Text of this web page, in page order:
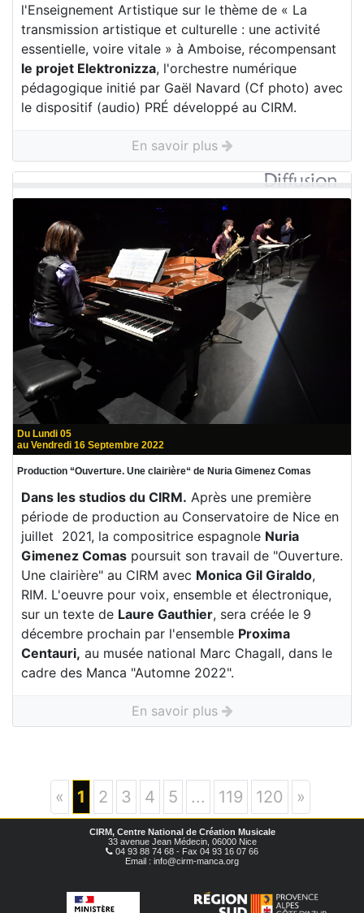
l'Enseignement Artistique sur le thème de « La
transmission artistique et culturelle : une activité
essentielle, voire vitale » à Amboise, récompensant
le projet Elektronizza, l'orchestre numérique
pédagogique initié par Gaël Navard (Cf photo) avec
le dispositif (audio) PRÉ développé au CIRM.
En savoir plus
Du Lundi 05
au Vendredi 16 Septembre 2022
Production “Ouverture. Une clairière“ de Nuria Gimenez Comas
Dans les studios du CIRM. Après une première
période de production au Conservatoire de Nice en
juillet 2021, la compositrice espagnole Nuria
Gimenez Comas poursuit son travail de "Ouverture.
Une clairière" au CIRM avec Monica Gil Giraldo,
RIM. L'oeuvre pour voix, ensemble et électronique,
sur un texte de Laure Gauthier, sera créée le 9
décembre prochain par l'ensemble Proxima
Centauri, au musée national Marc Chagall, dans le
cadre des Manca "Automne 2022".
En savoir plus
« 1 2 3 4 5 ... 119 120 »
CIRM, Centre National de Création Musicale
33 avenue Jean Médecin, 06000 Nice
04 93 88 74 68 - Fax 04 93 16 07 66
Email : info@cirm-manca.org